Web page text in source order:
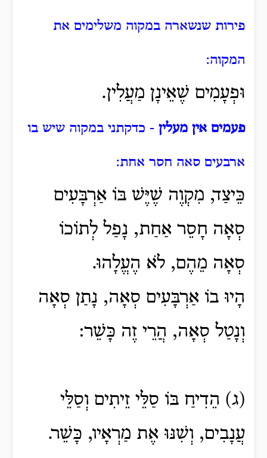
פירות שנשארה במקוה משלימים את
המקוה:
וּפְעָמִים שֶׁאֵינָן מַעֲלִין.
פעמים אין מעלין - כדקתני במקוה שיש בו
ארבעים סאה חסר אחת:
כֵּיצַד, מִקְוֶה שֶׁיֶּשׁ בּוֹ אַרְבָּעִים
סְאָה חָסֵר אַחַת, נָפַל לְתוֹכוֹ
סְאָה מֵהֶם, לֹא הֶעֱלָהוּ.
הָיוּ בוֹ אַרְבָּעִים סְאָה, נָתַן סְאָה
וְנָטַל סְאָה, הֲרֵי זֶה כָּשֵׁר:
(ג) הֵדִיחַ בּוֹ סַלֵּי זֵיתִים וְסַלֵּי
עֲנָבִים, וְשִׁנּוּ אֶת מַרְאָיו, כָּשֵׁר.